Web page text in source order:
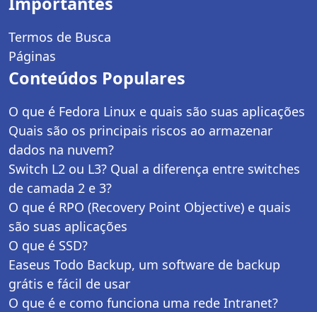
Termos de Busca
Páginas
Conteúdos Populares
O que é Fedora Linux e quais são suas aplicações
Quais são os principais riscos ao armazenar
dados na nuvem?
Switch L2 ou L3? Qual a diferença entre switches
de camada 2 e 3?
O que é RPO (Recovery Point Objective) e quais
são suas aplicações
O que é SSD?
Easeus Todo Backup, um software de backup
grátis e fácil de usar
O que é e como funciona uma rede Intranet?